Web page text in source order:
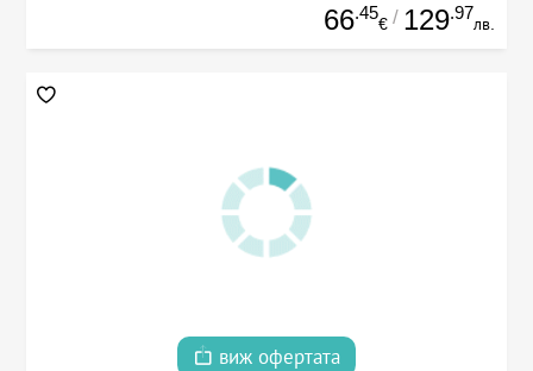
66.45
€ / 129.97
лв.
виж офертата